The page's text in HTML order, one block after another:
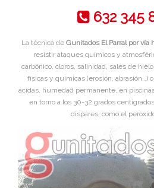
632 345
La técnica de Gunitados El Parral por vía
resistir ataques químicos y
carbónico, cloros, salinidad, sales de
físicas y químicas (erosión, abrasión…)
ácidas, humedad permanente, en
en torno a los 30-32 grados
dispares, como el